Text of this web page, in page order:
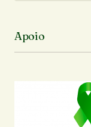
Apoio